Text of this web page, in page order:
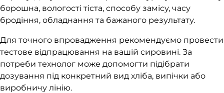
борошна, вологості тіста, способу замісу, часу
бродіння, обладнання та бажаного результату.
Для точного впровадження рекомендуємо провести
тестове відпрацювання на вашій сировині. За
потреби технолог може допомогти підібрати
дозування під конкретний вид хліба, випічки або
виробничу лінію.